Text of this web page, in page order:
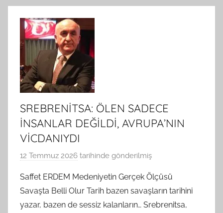
SREBRENİTSA: ÖLEN SADECE
İNSANLAR DEĞİLDİ, AVRUPA’NIN
VİCDANIYDI
12 Temmuz 2026 tarihinde gönderilmiş
S
A
M
Saffet ERDEM Medeniyetin Gerçek Ölçüsü
Savaşta Belli Olur Tarih bazen savaşların tarihini
yazar, bazen de sessiz kalanların… Srebrenitsa,